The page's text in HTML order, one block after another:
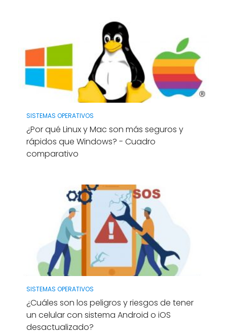
SISTEMAS OPERATIVOS
¿Por qué Linux y Mac son más seguros y
rápidos que Windows? - Cuadro
comparativo
SISTEMAS OPERATIVOS
¿Cuáles son los peligros y riesgos de tener
un celular con sistema Android o iOS
desactualizado?